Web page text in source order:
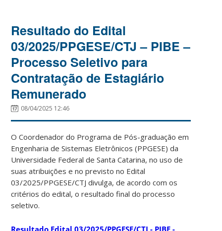
Resultado do Edital
03/2025/PPGESE/CTJ – PIBE –
Processo Seletivo para
Contratação de Estagiário
Remunerado
08/04/2025 12:46
O Coordenador do Programa de Pós-graduação em
Engenharia de Sistemas Eletrônicos (PPGESE) da
Universidade Federal de Santa Catarina, no uso de
suas atribuições e no previsto no Edital
03/2025/PPGESE/CTJ divulga, de acordo com os
critérios do edital, o resultado final do processo
seletivo.
Resultado Edital 03/2025/PPGESE/CTJ - PIBE -